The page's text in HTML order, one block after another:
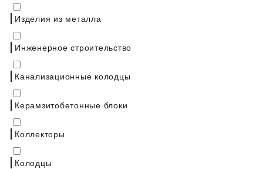
Изделия из металла
Инженерное строительство
Канализационные колодцы
Керамзитобетонные блоки
Коллекторы
Колодцы